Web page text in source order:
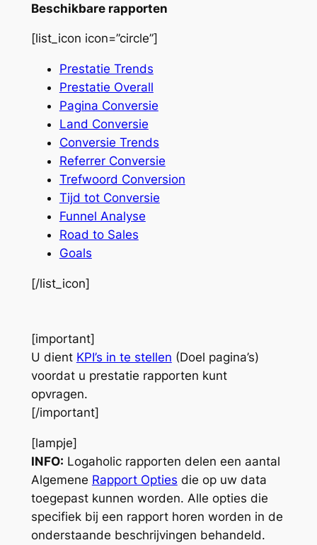
Beschikbare rapporten
[list_icon icon=”circle”]
Prestatie Trends
Prestatie Overall
Pagina Conversie
Land Conversie
Conversie Trends
Referrer Conversie
Trefwoord Conversion
Tijd tot Conversie
Funnel Analyse
Road to Sales
Goals
[/list_icon]
[important]
U dient KPI’s in te stellen (Doel pagina’s)
voordat u prestatie rapporten kunt
opvragen.
[/important]
[lampje]
INFO: Logaholic rapporten delen een aantal
Algemene Rapport Opties die op uw data
toegepast kunnen worden. Alle opties die
specifiek bij een rapport horen worden in de
onderstaande beschrijvingen behandeld.